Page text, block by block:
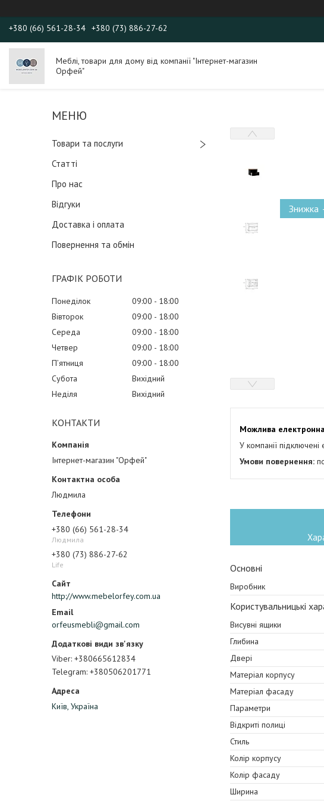
+380 (66) 561-28-34 +380 (73) 886-27-62
Меблі, товари для дому від компанії "Інтернет-магазин
Орфей"
Товари та послуги
Статті
Про нас
Відгуки
Доставка і оплата
Повернення та обмін
ГРАФІК РОБОТИ
Понеділок 09:00
18:00
Вівторок
09:00
18:00
Середа
09:00
18:00
Четвер
09:00
18:00
Пʼятниця
09:00
18:00
Субота
Вихідний
Неділя
Вихідний
КОНТАКТИ
Інтернет-магазин "Орфей"
Людмила
+380 (66) 561-28-34
Людмила
+380 (73) 886-27-62
Life
http://www.mebelorfey.com.ua
orfeusmebli@gmail.com
Viber +380665612834
Telegram +380506201771
Київ, Україна
У компанії
Основні
Виробник
Користувальницькі
Висувні ящики
Глибина
Двері
Матеріал корпусу
Матеріал фасаду
Параметри
Відкриті полиці
Стиль
Колір корпусу
Колір фасаду
Ширина